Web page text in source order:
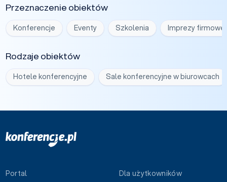
Przeznaczenie obiektów
Konferencje Eventy Szkolenia Imprezy firmowe
Rodzaje obiektów
Hotele konferencyjne Sale konferencyjne w biurowcach
Portal Dla użytkowników